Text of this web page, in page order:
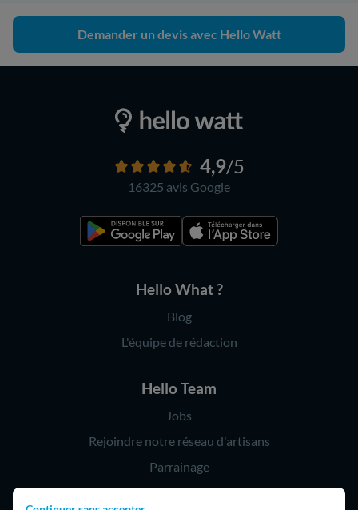
Demander un devis avec Hello Watt
4,9/5
16325 avis Google
Hello What ?
Blog
L'équipe de rédaction
Hello Team
Jobs
Rejoindre notre réseau d'artisans
Parrainage